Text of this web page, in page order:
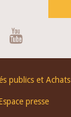
publics et Achats
presse